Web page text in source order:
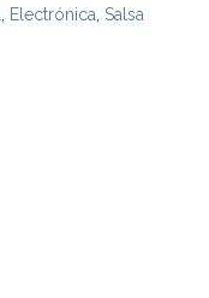
Electrónica Salsa